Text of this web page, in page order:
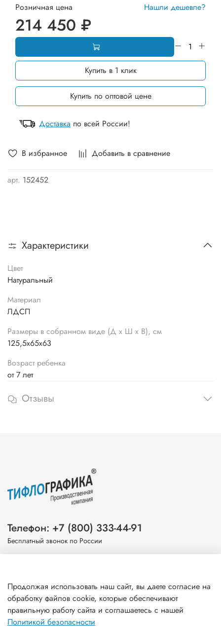
В избранное Добавить в сравнение
арт. 152452
Розничная цена Нашли дешевле?
214 450 ₽
Купить в 1 клик
Купить по оптовой цене
Доставка по всей России!
Характеристики
Цвет
Натуральный
Материал
ЛДСП
Размеры в собранном виде (Д х Ш х В), см
125,5х65х63
Возраст ребенка
от 7 лет
Отзывы
Информация
Телефон: +7 (800) 333-44-91
Бесплатный звонок по России
Продолжая использовать наш сайт, вы даете согласие на
обработку файлов cookie, которые обеспечивают
правильную работу сайта и соглашаетесь с нашей
Политикой безопасности